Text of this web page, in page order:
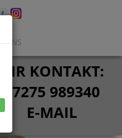
UNS
IHR KONTAKT:
07275 989340
E-MAIL